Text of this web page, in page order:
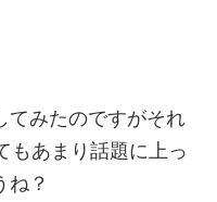
てみたのですがそれ
もあまり話題に上っ
ね？